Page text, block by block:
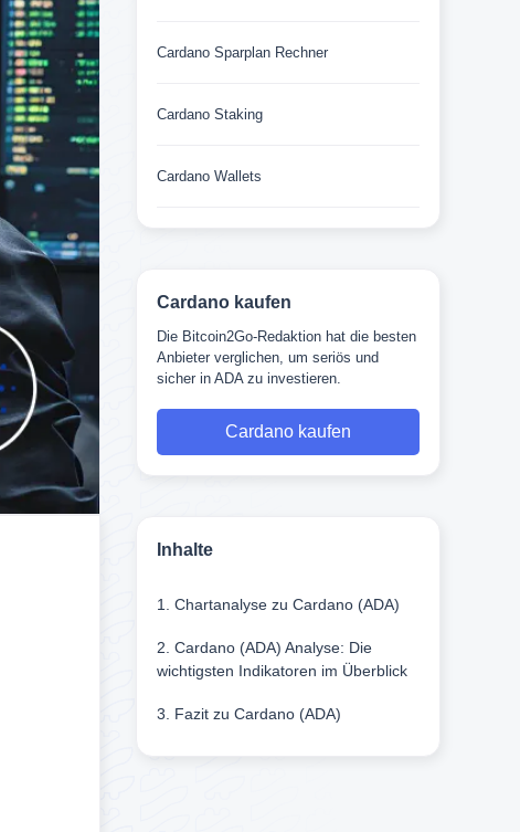
Cardano Sparplan Rechner
Cardano Staking
Cardano Wallets
Cardano kaufen
Die Bitcoin2Go-Redaktion hat die besten
Anbieter verglichen, um seriös und
sicher in ADA zu investieren.
Cardano kaufen
Inhalte
1. Chartanalyse zu Cardano (ADA)
2. Cardano (ADA) Analyse: Die
wichtigsten Indikatoren im Überblick
3. Fazit zu Cardano (ADA)